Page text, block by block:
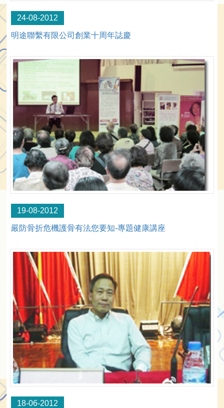
24-08-2012
明途聯繫有限公司創業十周年誌慶
19-08-2012
嚴防骨折危機護骨有法您要知-專題健康講座
18-06-2012